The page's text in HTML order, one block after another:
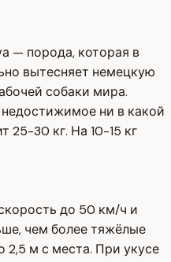
— порода, которая в
вытесняет немецкую
собаки мира.
ни в какой
25-30 кг. На 10-15 кг
до 50 км/ч и
чем более тяжёлые
2,5 м с места. При укусе